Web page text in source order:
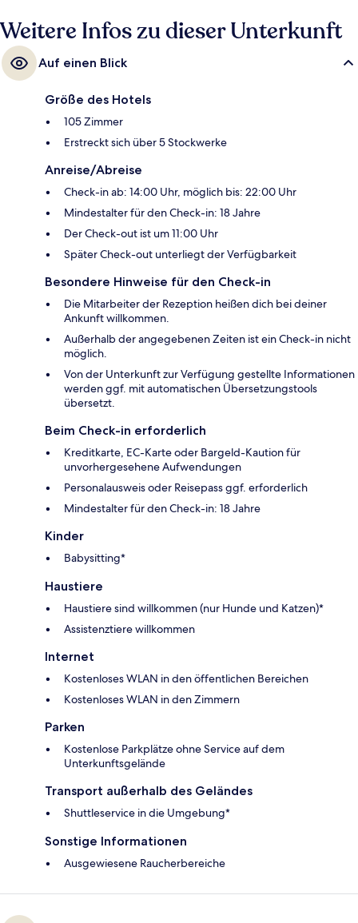
Weitere Infos zu dieser Unterkunft
Auf einen Blick
Größe des Hotels
105 Zimmer
Erstreckt sich über 5 Stockwerke
Anreise/Abreise
Check-in ab: 14:00 Uhr, möglich bis: 22:00 Uhr
Mindestalter für den Check-in: 18 Jahre
Der Check-out ist um 11:00 Uhr
Später Check-out unterliegt der Verfügbarkeit
Besondere Hinweise für den Check-in
Die Mitarbeiter der Rezeption heißen dich bei deiner
Ankunft willkommen.
Außerhalb der angegebenen Zeiten ist ein Check-in nicht
möglich.
Von der Unterkunft zur Verfügung gestellte Informationen
werden ggf. mit automatischen Übersetzungstools
übersetzt.
Beim Check-in erforderlich
Kreditkarte, EC-Karte oder Bargeld-Kaution für
unvorhergesehene Aufwendungen
Personalausweis oder Reisepass ggf. erforderlich
Mindestalter für den Check-in: 18 Jahre
Kinder
Babysitting*
Haustiere
Haustiere sind willkommen (nur Hunde und Katzen)*
Assistenztiere willkommen
Internet
Kostenloses WLAN in den öffentlichen Bereichen
Kostenloses WLAN in den Zimmern
Parken
Kostenlose Parkplätze ohne Service auf dem
Unterkunftsgelände
Transport außerhalb des Geländes
Shuttleservice in die Umgebung*
Sonstige Informationen
Ausgewiesene Raucherbereiche